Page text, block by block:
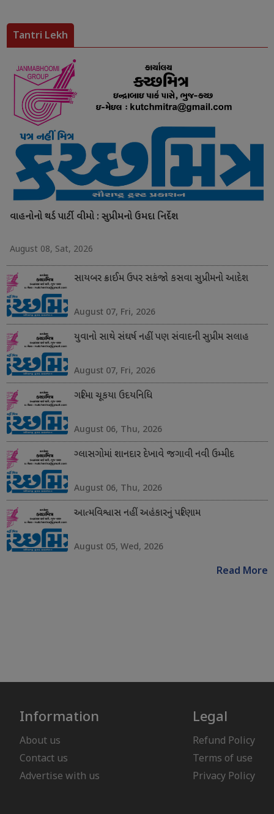
Tantri Lekh
વાહનોનો થર્ડ પાર્ટી વીમો : સુપ્રીમનો ઉમદા નિર્દેશ
August 08, Sat, 2026
સાયબર ક્રાઈમ ઉપર સકંજો કસવા સુપ્રીમનો આદેશ
August 07, Fri, 2026
યુવાનો સાથે સંઘર્ષ નહીં પણ સંવાદની સુપ્રીમ સલાહ
August 07, Fri, 2026
ગરિમા ચૂકયા ઉદયનિધિ
August 06, Thu, 2026
ગ્લાસગોમાં શાનદાર દેખાવે જગાવી નવી ઉમ્મીદ
August 06, Thu, 2026
આત્મવિશ્વાસ નહીં અહંકારનું પરિણામ
August 05, Wed, 2026
Read More
Information
About us
Contact us
Advertise with us
Legal
Refund Policy
Terms of use
Privacy Policy